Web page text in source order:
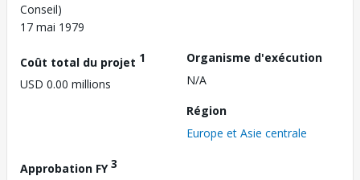
Conseil)
17 mai 1979
Coût total du projet 1
USD 0.00 millions
Organisme d'exécution
N/A
Région
Europe et Asie centrale
Approbation FY3